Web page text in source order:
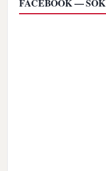
FACEBOOK — ŠOK